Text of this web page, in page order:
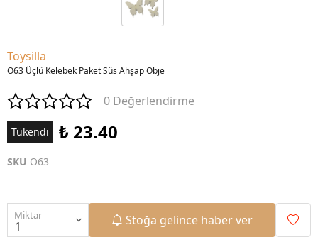
Toysilla
O63 Üçlü Kelebek Paket Süs Ahşap Obje
0 Değerlendirme
Tükendi ₺ 23.40
SKU O63
Miktar Stoğa gelince haber ver